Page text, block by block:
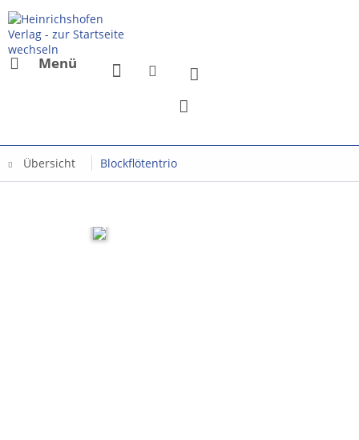
Menü
Übersicht Blockflötentrio